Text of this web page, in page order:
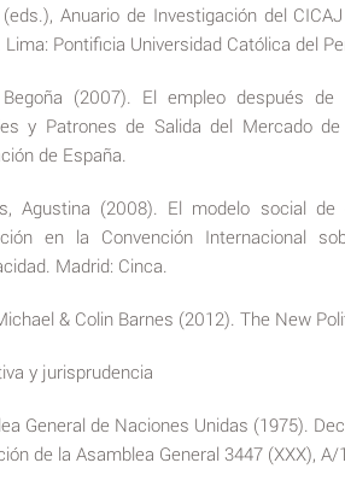
(eds.), Anuario de Investigación del
Pontificia Universidad Católica del
(2007). El empleo después de
y Patrones de Salida del Mercado
de España.
Agustina (2008). El modelo social de
en la Convención Internacional
Madrid: Cinca.
& Colin Barnes (2012). The New
y jurisprudencia
General de Naciones Unidas (1975).
de la Asamblea General 3447 (XXX), A/